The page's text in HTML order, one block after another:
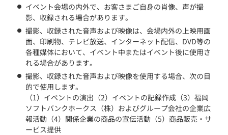
イベント会場の内外で、お客さまご自身の肖像、声が撮
影、収録される場合があります。
撮影、収録された音声および映像は、会場内外の上映用画
面、印刷物、テレビ放送、インターネット配信、DVD等の
各種媒体において、イベント中またはイベント後に使用さ
れる場合があります。
撮影、収録された音声および映像を使用する場合、次の目
的で使用します。
（1）イベントの演出（2）イベントの記録作成（3）福岡
ソフトバンクホークス（株）およびグループ会社の企業広
報活動（4）関係企業の商品の宣伝活動（5）商品販売・サ
ービス提供